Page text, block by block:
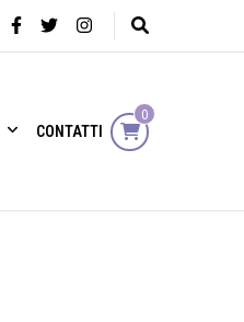
CONTATTI
0